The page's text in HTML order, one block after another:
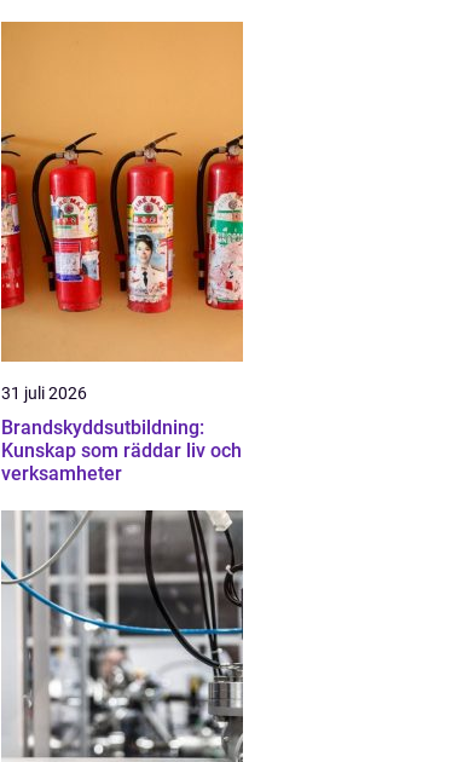
31 juli 2026
Brandskyddsutbildning:
Kunskap som räddar liv och
verksamheter